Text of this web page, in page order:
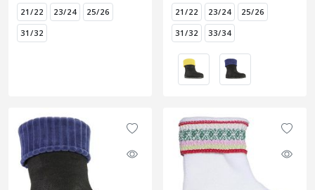
21/22
23/24
25/26
31/32
21/22
23/24
25/26
31/32
33/34